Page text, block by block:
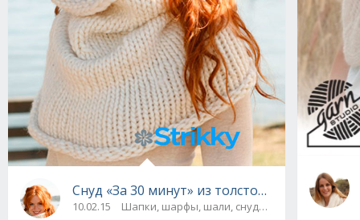
Снуд «За 30 минут» из толстой пряжи от
10.02.15 Шапки, шарфы, шали, снуды и палантины